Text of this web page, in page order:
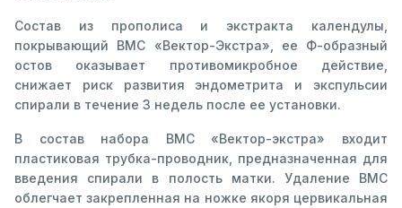
Состав из прополиса и экстракта календулы,
покрывающий ВМС «Вектор-Экстра», ее Ф-образный
остов оказывает противомикробное действие,
снижает риск развития эндометрита и экспульсии
спирали в течение 3 недель после ее установки.
В состав набора ВМС «Вектор-экстра» входит
пластиковая трубка-проводник, предназначенная для
введения спирали в полость матки. Удаление ВМС
облегчает закрепленная на ножке якоря цервикальная